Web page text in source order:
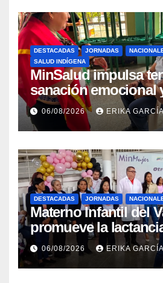
DESTACADAS JORNADAS
SALUD INDÍGENA
MinSalud impulsa
sanación emocional
post-sismo junto a
indígenas en Caracas
06/08/2026 ERIKA
DESTACADAS JORNADAS
Materno Infantil del
promueve la
como un inicio
vida
06/08/2026 ERIKA GARCÍA